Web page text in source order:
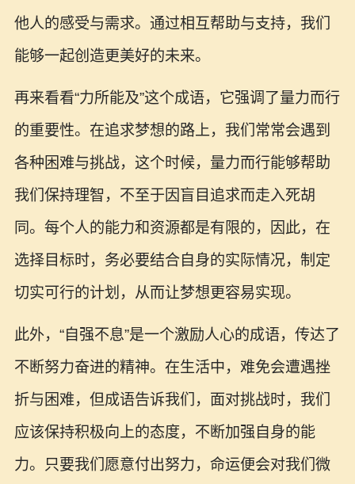
他人的感受与需求。通过相互帮助与支持，我们
能够一起创造更美好的未来。
再来看看“力所能及”这个成语，它强调了量力而行
的重要性。在追求梦想的路上，我们常常会遇到
各种困难与挑战，这个时候，量力而行能够帮助
我们保持理智，不至于因盲目追求而走入死胡
同。每个人的能力和资源都是有限的，因此，在
选择目标时，务必要结合自身的实际情况，制定
切实可行的计划，从而让梦想更容易实现。
此外，“自强不息”是一个激励人心的成语，传达了
不断努力奋进的精神。在生活中，难免会遭遇挫
折与困难，但成语告诉我们，面对挑战时，我们
应该保持积极向上的态度，不断加强自身的能
力。只要我们愿意付出努力，命运便会对我们微